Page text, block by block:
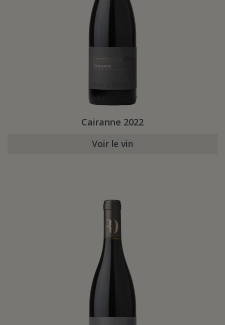
Cairanne 2022
Voir le vin